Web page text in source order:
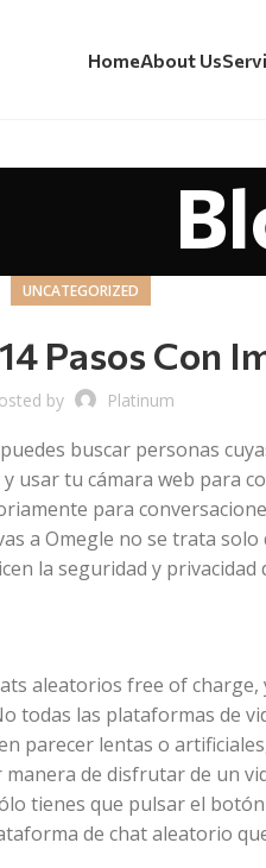
HomeAbout Us
UNCATEGORIZED
Pasos Con
by Platinum
buscar personas
usar tu cámara web para
para
a Omegle no se trata
la seguridad y privacidad
aleatorios free of
todas las plataformas de
parecer lentas o
de disfrutar de un
tienes que pulsar el
de chat aleatorio